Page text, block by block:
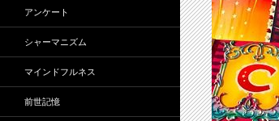
アンケート
シャーマニズム
マインドフルネス
前世記憶